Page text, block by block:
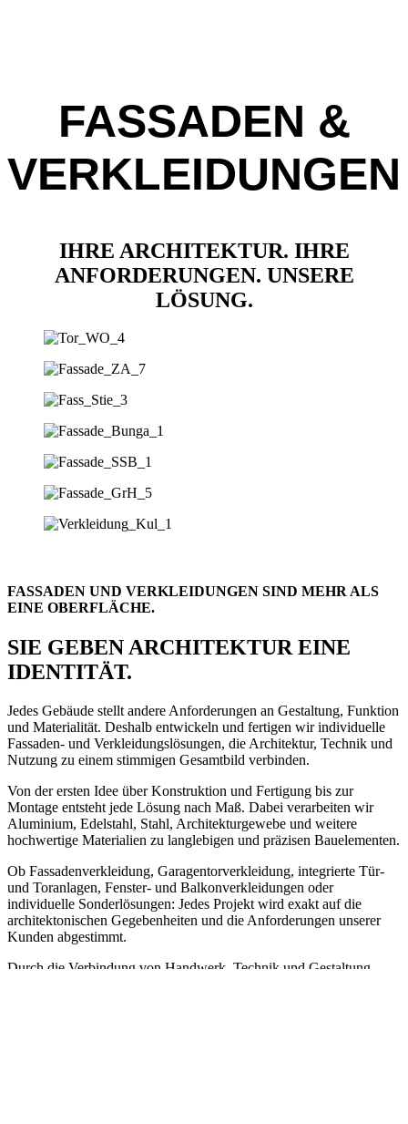
FASSADEN &
VERKLEIDUNGEN
IHRE ARCHITEKTUR. IHRE
ANFORDERUNGEN. UNSERE
LÖSUNG.
FASSADEN UND VERKLEIDUNGEN SIND MEHR ALS
EINE OBERFLÄCHE.
SIE GEBEN ARCHITEKTUR EINE
IDENTITÄT.
Jedes Gebäude stellt andere Anforderungen an Gestaltung, Funktion
und Materialität. Deshalb entwickeln und fertigen wir individuelle
Fassaden- und Verkleidungslösungen, die Architektur, Technik und
Nutzung zu einem stimmigen Gesamtbild verbinden.
Von der ersten Idee über Konstruktion und Fertigung bis zur
Montage entsteht jede Lösung nach Maß. Dabei verarbeiten wir
Aluminium, Edelstahl, Stahl, Architekturgewebe und weitere
hochwertige Materialien zu langlebigen und präzisen Bauelementen.
Ob Fassadenverkleidung, Garagentorverkleidung, integrierte Tür-
und Toranlagen, Fenster- und Balkonverkleidungen oder
individuelle Sonderlösungen: Jedes Projekt wird exakt auf die
architektonischen Gegebenheiten und die Anforderungen unserer
Kunden abgestimmt.
Durch die Verbindung von Handwerk, Technik und Gestaltung